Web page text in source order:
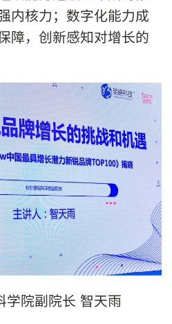
内核力；数字化能力成
障，创新感知对增长的
学院副院长 智天雨